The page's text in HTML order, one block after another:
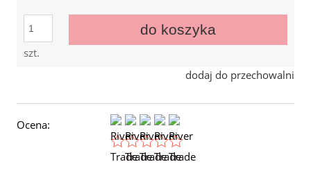
szt.
do koszyka
dodaj do przechowalni
Ocena: